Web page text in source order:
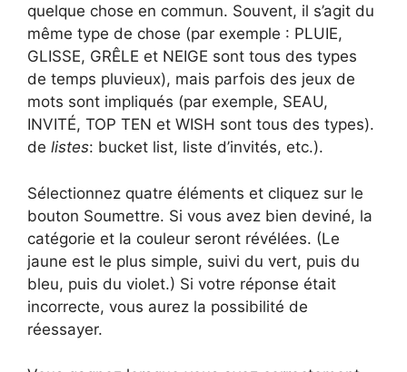
quelque chose en commun. Souvent, il s’agit du
même type de chose (par exemple : PLUIE,
GLISSE, GRÊLE et NEIGE sont tous des types
de temps pluvieux), mais parfois des jeux de
mots sont impliqués (par exemple, SEAU,
INVITÉ, TOP TEN et WISH sont tous des types).
de listes: bucket list, liste d’invités, etc.).
Sélectionnez quatre éléments et cliquez sur le
bouton Soumettre. Si vous avez bien deviné, la
catégorie et la couleur seront révélées. (Le
jaune est le plus simple, suivi du vert, puis du
bleu, puis du violet.) Si votre réponse était
incorrecte, vous aurez la possibilité de
réessayer.